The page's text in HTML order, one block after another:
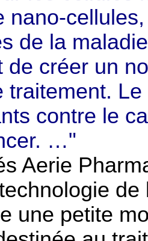
nano-
de la
de créer un
traitement.
contre le
…"
Aerie
de
une petite